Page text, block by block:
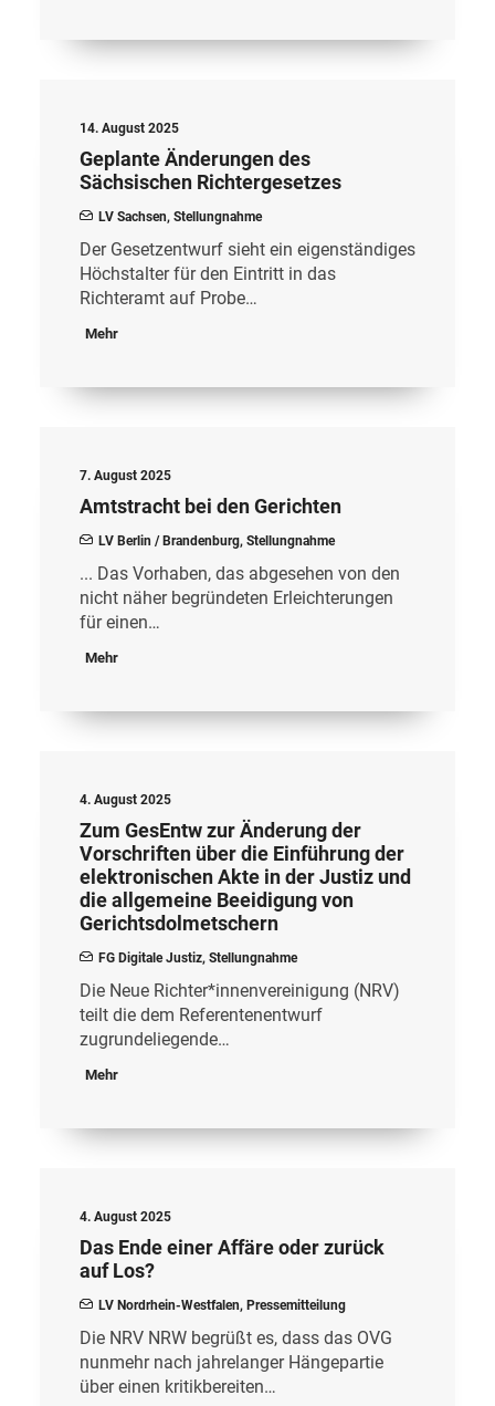
14. August 2025
Geplante Änderungen des
Sächsischen Richtergesetzes
LV Sachsen, Stellungnahme
Der Gesetzentwurf sieht ein eigenständiges
Höchstalter für den Eintritt in das
Richteramt auf Probe…
Mehr
7. August 2025
Amtstracht bei den Gerichten
LV Berlin / Brandenburg, Stellungnahme
... Das Vorhaben, das abgesehen von den
nicht näher begründeten Erleichterungen
für einen…
Mehr
4. August 2025
Zum GesEntw zur Änderung der
Vorschriften über die Einführung der
elektronischen Akte in der Justiz und
die allgemeine Beeidigung von
Gerichtsdolmetschern
FG Digitale Justiz, Stellungnahme
Die Neue Richter*innenvereinigung (NRV)
teilt die dem Referentenentwurf
zugrundeliegende…
Mehr
4. August 2025
Das Ende einer Affäre oder zurück
auf Los?
LV Nordrhein-Westfalen, Pressemitteilung
Die NRV NRW begrüßt es, dass das OVG
nunmehr nach jahrelanger Hängepartie
über einen kritikbereiten…